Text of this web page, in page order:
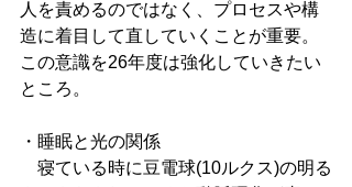
人を責めるのではなく、プロセスや構
造に着目して直していくことが重要。
この意識を26年度は強化していきたい
ところ。
・睡眠と光の関係
寝ている時に豆電球(10ルクス)の明る